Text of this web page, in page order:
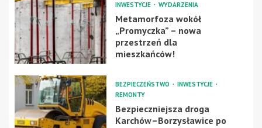
INWESTYCJE WYDARZENIA
Metamorfoza wokół
„Promyczka” – nowa
przestrzeń dla
mieszkańców!
BEZPIECZEŃSTWO
INWESTYCJE
REMONTY
Bezpieczniejsza droga
Karchów–Borzysławice po